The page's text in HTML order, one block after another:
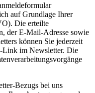
auf Grundlage Ihrer
Die erteilte
der E-Mail-Adresse sowie
können Sie jederzeit
Link im Newsletter. Die
Bezugs bei uns